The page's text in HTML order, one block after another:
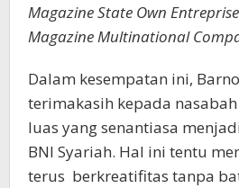
Magazine State Own Entreprise
Magazine Multinational
Dalam kesempatan ini,
terimakasih kepada
luas yang senantiasa
BNI Syariah. Hal ini tentu
terus berkreatifitas tanpa